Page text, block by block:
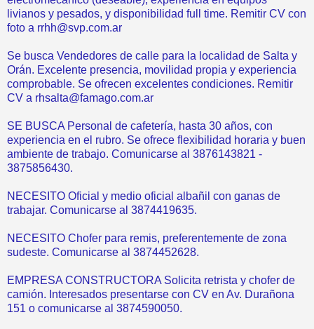
livianos y pesados, y disponibilidad full time. Remitir CV con
foto a rrhh@svp.com.ar
Se busca Vendedores de calle para la localidad de Salta y
Orán. Excelente presencia, movilidad propia y experiencia
comprobable. Se ofrecen excelentes condiciones. Remitir
CV a rhsalta@famago.com.ar
SE BUSCA Personal de cafetería, hasta 30 años, con
experiencia en el rubro. Se ofrece flexibilidad horaria y buen
ambiente de trabajo. Comunicarse al 3876143821 -
3875856430.
NECESITO Oficial y medio oficial albañil con ganas de
trabajar. Comunicarse al 3874419635.
NECESITO Chofer para remis, preferentemente de zona
sudeste. Comunicarse al 3874452628.
EMPRESA CONSTRUCTORA Solicita retrista y chofer de
camión. Interesados presentarse con CV en Av. Durañona
151 o comunicarse al 3874590050.